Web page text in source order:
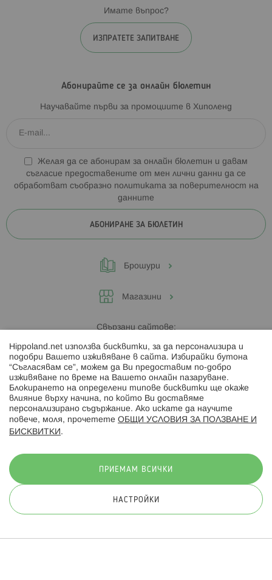
Имате въпрос?
ИЗПРАТЕТЕ ЗАПИТВАНЕ
Абонирайте се за онлайн бюлетин
Научавайте първи за промоциите в Хиполенд
Желая да се абонирам за онлайн бюлетин и давам
съгласие предоставените от мен лични данни да се
обработват съобразно политиката за поверителност на
данните
АБОНИРАНЕ ЗА БЮЛЕТИН
Брошури
Магазини
Свързани сайтове:
Hippoland.ro
Последвайте ни:
© 2026 Hippoland.net. Всички права запазени
Hippoland.net използва бисквитки, за да персонализира и
подобри Вашето изживяване в сайта. Избирайки бутона
“Съгласявам се”, можем да Ви предоставим по-добро
изживяване по време на Вашето онлайн пазаруване.
Блокирането на определени типове бисквитки ще окаже
влияние върху начина, по който Ви доставяме
персонализирано съдържание. Ако искате да научите
повече, моля, прочетете ОБЩИ УСЛОВИЯ ЗА ПОЛЗВАНЕ И
БИСКВИТКИ .
ПРИЕМАМ ВСИЧКИ
НАСТРОЙКИ